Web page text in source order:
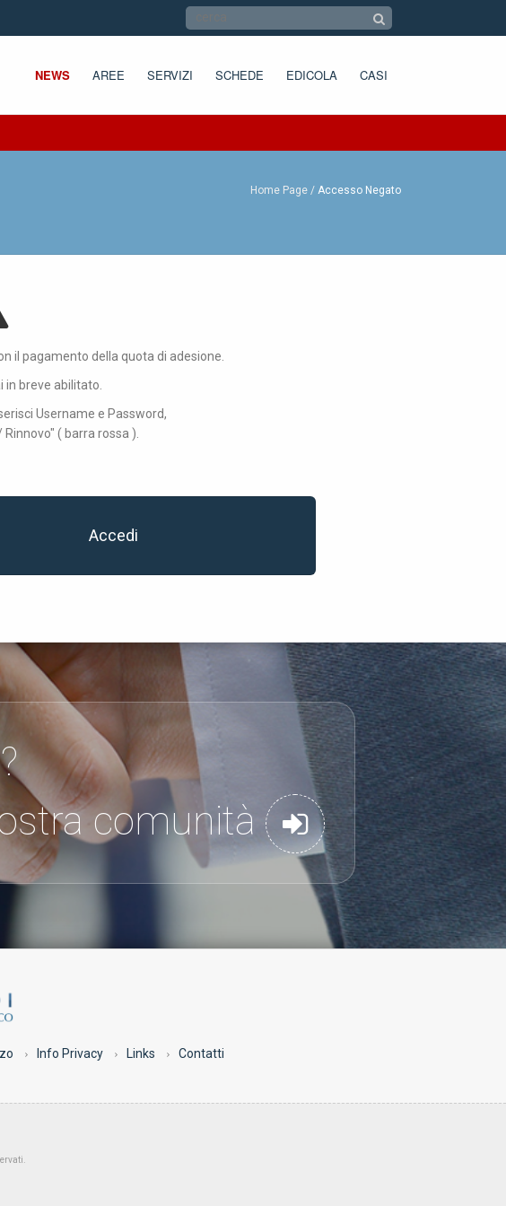
NEWS AREE SERVIZI SCHEDE EDICOLA CASI
Home Page Accesso Negato
il pagamento della quota di adesione.
in breve abilitato.
Username e Password,
( barra rossa ).
Accedi
comunità
Info Privacy Links Contatti